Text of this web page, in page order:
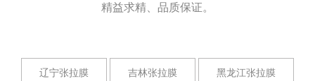
精益求精、品质保证。
辽宁张拉膜 吉林张拉膜 黑龙江张拉膜